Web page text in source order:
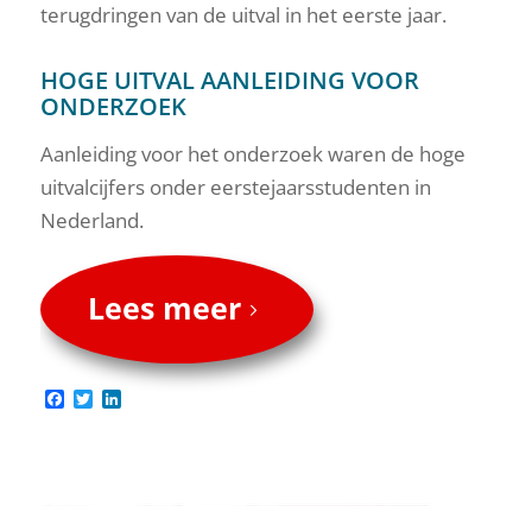
terugdringen van de uitval in het eerste jaar.
HOGE UITVAL AANLEIDING VOOR
ONDERZOEK
Aanleiding voor het onderzoek waren de hoge
uitvalcijfers onder eerstejaarsstudenten in
Nederland.
Lees meer
Facebook
TwitterLinkedIn